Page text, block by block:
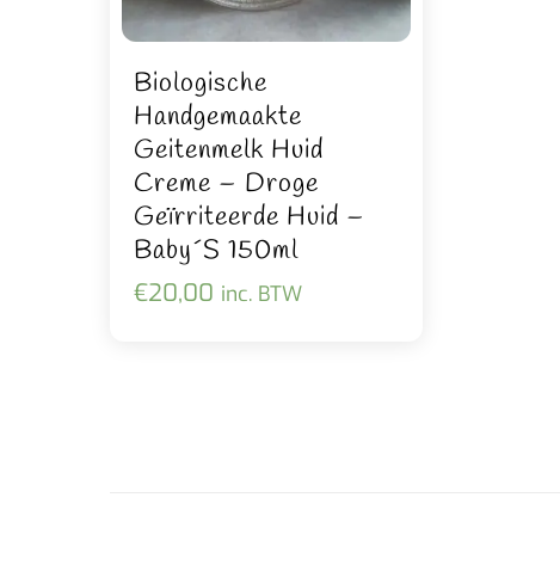
Biologische
Handgemaakte
Geitenmelk Huid
Creme – Droge
Geïrriteerde Huid –
Baby´s 150ml
€20,00 inc. BTW